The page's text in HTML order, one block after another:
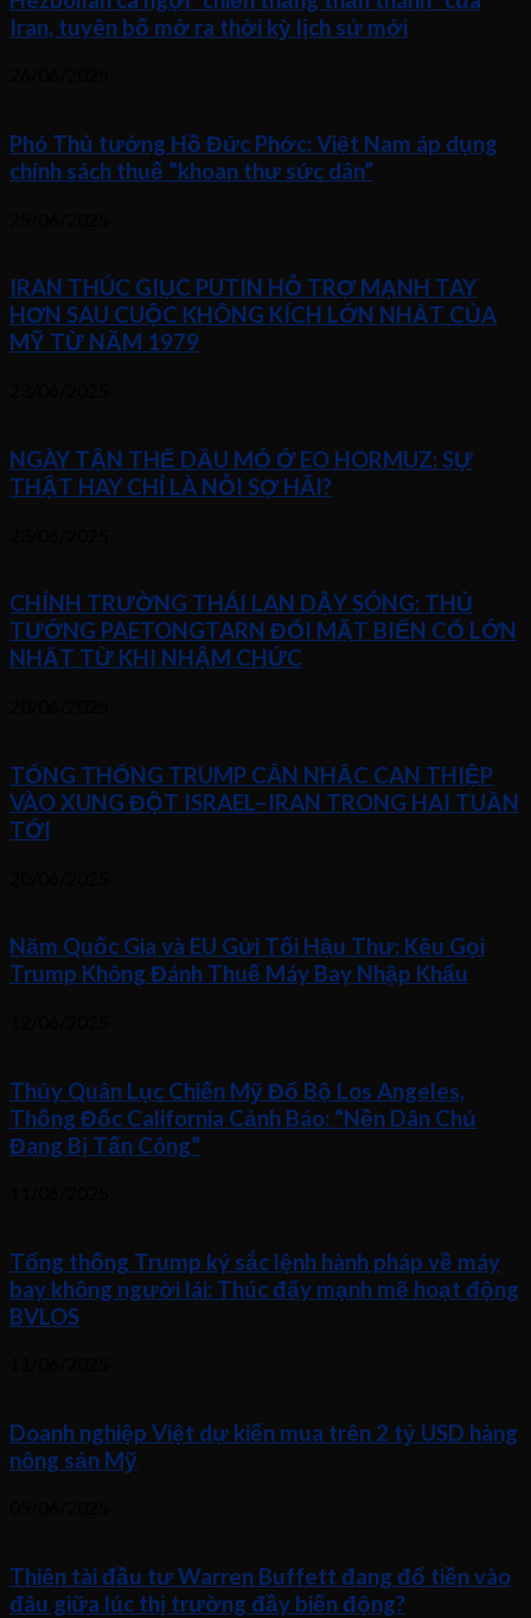
Iran, tuyên bố mở ra thời kỳ lịch sử mới
Phó Thủ tướng Hồ Đức Phớc: Việt Nam áp dụng
chính sách thuế “khoan thư sức dân”
IRAN THÚC GIỤC PUTIN HỖ TRỢ MẠNH TAY
HƠN SAU CUỘC KHÔNG KÍCH LỚN NHẤT CỦA
MỸ TỪ NĂM 1979
NGÀY TẬN THẾ DẦU MỎ Ở EO HORMUZ: SỰ
THẬT HAY CHỈ LÀ NỖI SỢ HÃI?
CHÍNH TRƯỜNG THÁI LAN DẬY SÓNG: THỦ
TƯỚNG PAETONGTARN ĐỐI MẶT BIẾN CỐ LỚN
NHẤT TỪ KHI NHẬM CHỨC
TỔNG THỐNG TRUMP CÂN NHẮC CAN THIỆP
VÀO XUNG ĐỘT ISRAEL–IRAN TRONG HAI TUẦN
TỚI
Năm Quốc Gia và EU Gửi Tối Hậu Thư: Kêu Gọi
Trump Không Đánh Thuế Máy Bay Nhập Khẩu
Thủy Quân Lục Chiến Mỹ Đổ Bộ Los Angeles,
Thống Đốc California Cảnh Báo: “Nền Dân Chủ
Đang Bị Tấn Công”
Tổng thống Trump ký sắc lệnh hành pháp về máy
bay không người lái: Thúc đẩy mạnh mẽ hoạt động
BVLOS
Doanh nghiệp Việt dự kiến mua trên 2 tỷ USD hàng
nông sản Mỹ
Thiên tài đầu tư Warren Buffett đang đổ tiền vào
đâu giữa lúc thị trường đầy biến động?